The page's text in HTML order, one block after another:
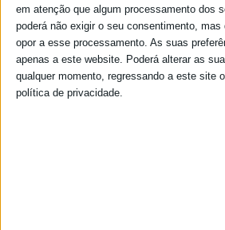
em atenção que algum processamento dos
poderá não exigir o seu consentimento,
opor a esse processamento. As suas
apenas a este website. Poderá alterar as
qualquer momento, regressando a este site
política de privacidade.